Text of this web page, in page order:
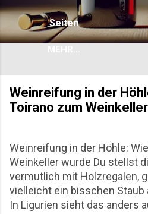
Seiten
MEHR…
Weinreifung in der
Toirano zum
Weinreifung in der Höhle:
Weinkeller wurde Du stellst
vermutlich mit Holzregalen,
vielleicht ein bisschen Staub
In Ligurien sieht das anders